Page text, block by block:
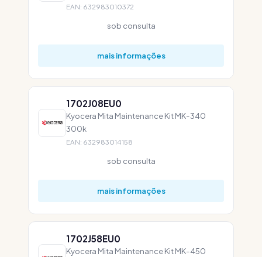
EAN: 632983010372
sob consulta
mais informações
1702J08EU0
Kyocera Mita Maintenance Kit MK-340
300k
EAN: 632983014158
sob consulta
mais informações
1702J58EU0
Kyocera Mita Maintenance Kit MK-450